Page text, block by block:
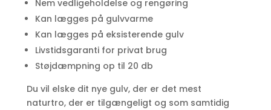
Nem vedligeholdelse og rengøring
Kan lægges på gulvvarme
Kan lægges på eksisterende gulv
Livstidsgaranti for privat brug
Støjdæmpning op til 20 db
Du vil elske dit nye gulv, der er det mest
naturtro, der er tilgængeligt og som samtidig